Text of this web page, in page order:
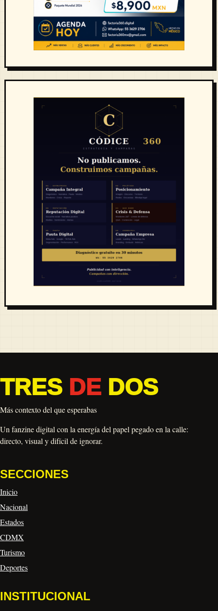
TRES DEDOS
Más contexto del que esperabas
Un fanzine digital con la energía del papel pegado en la calle:
directo, visual y difícil de ignorar.
SECCIONES
Inicio
Nacional
Estados
CDMX
Turismo
Deportes
INSTITUCIONAL